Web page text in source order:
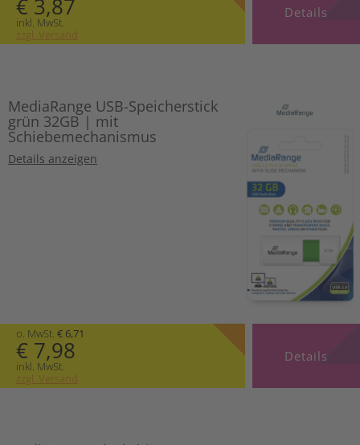
€ 3,87
inkl. MwSt.
zzgl. Versand
Details
MediaRange USB-Speicherstick
grün 32GB | mit
Schiebemechanismus
Details anzeigen
o. MwSt. € 6,71
€ 7,98
inkl. MwSt.
zzgl. Versand
Details